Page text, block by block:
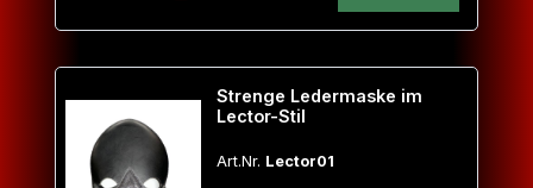
Strenge Ledermaske im
Lector-Stil
Art.Nr. Lector01